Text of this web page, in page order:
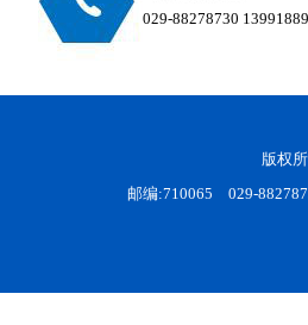
029-88278730
版权
邮编:710065 029-